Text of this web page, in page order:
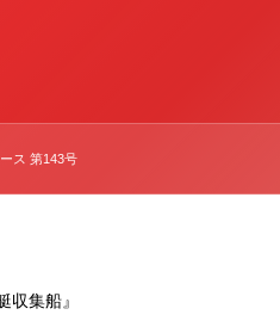
ス 第143号
集船』